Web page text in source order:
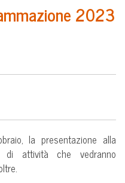
2023
la presentazione alla
di attività che vedranno